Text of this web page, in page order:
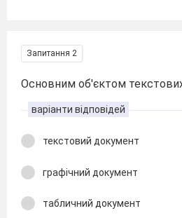
Запитання 2
Основним об'єктом
варіанти відповідей
текстовий документ
графічний документ
табличний документ